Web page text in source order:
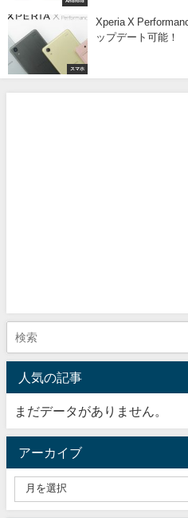
スマホ
Xperia X
ップデート可能！
人気の記事
まだデータがありません。
アーカイブ